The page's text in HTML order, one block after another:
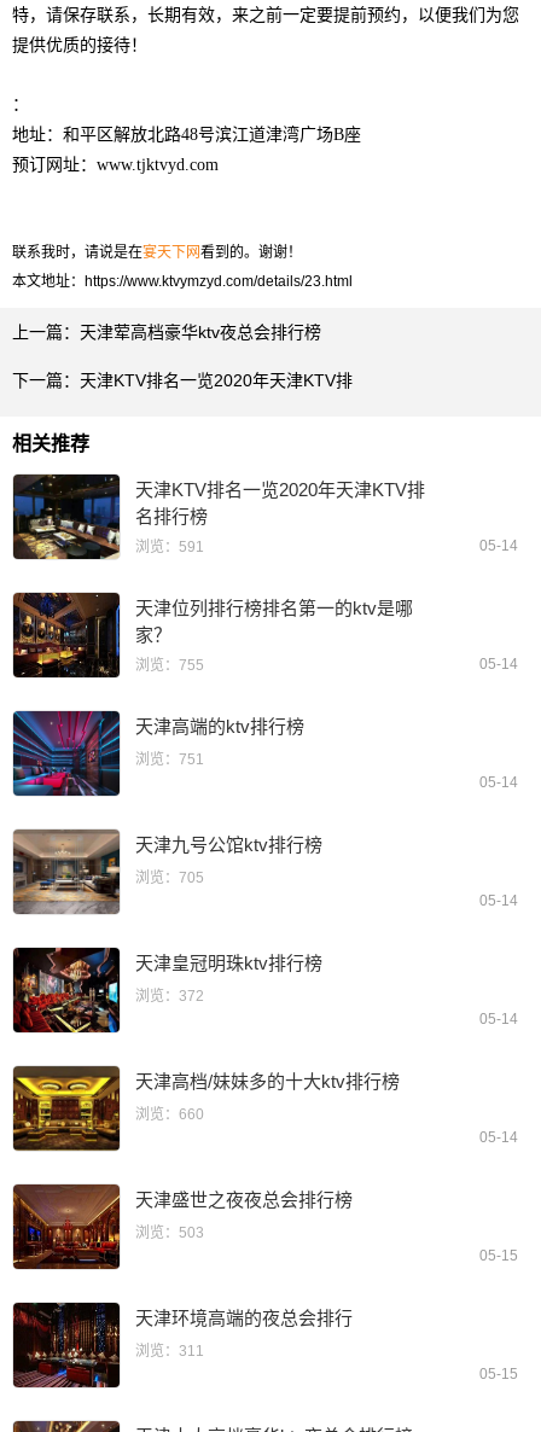
特，请保存联系，长期有效，来之前一定要提前预约，以便我们为您
提供优质的接待！
：
地址：和平区解放北路48号滨江道津湾广场B座
预订网址： www.tjktvyd.com
联系我时，请说是在宴天下网看到的。谢谢！
本文地址： https://www.ktvymzyd.com/details/23.html
上一篇： ​天津荤高档豪华ktv夜总会排行榜
下一篇： 天津KTV排名一览2020年天津KTV排
相关推荐
天津KTV排名一览2020年天津KTV排
名排行榜
浏览：591 05-14
天津位列排行榜排名第一的ktv是哪
家？
浏览：755 05-14
天津高端的ktv排行榜
浏览：751
05-14
天津九号公馆ktv排行榜
浏览：705
05-14
天津皇冠明珠ktv排行榜
浏览：372
05-14
天津高档/妹妹多的十大ktv排行榜
浏览：660
05-14
天津盛世之夜夜总会排行榜
浏览：503
05-15
天津环境高端的夜总会排行
浏览：311
05-15